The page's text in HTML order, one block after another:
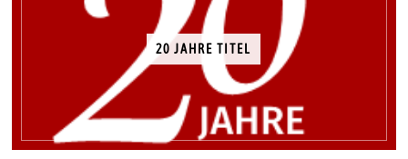
20 JAHRE TITEL